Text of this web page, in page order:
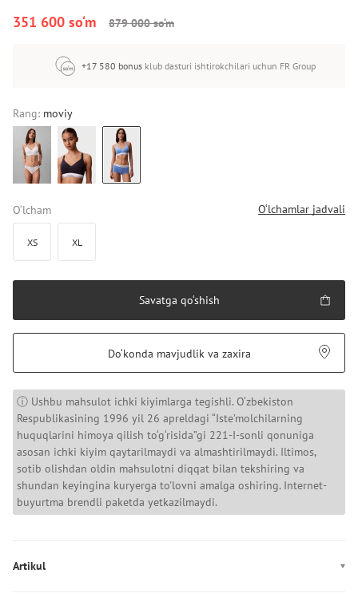
351 600 so‘m
879 000 so‘m
+17 580 bonus klub dasturi ishtirokchilari uchun FR Group
Rang: moviy
O‘lcham O‘lchamlar jadvali
XS XL
Savatga qo‘shish
Do‘konda mavjudlik va zaxira
ⓘ Ushbu mahsulot ichki kiyimlarga tegishli. O‘zbekiston
Respublikasining 1996 yil 26 apreldagi “Iste’molchilarning
huquqlarini himoya qilish to‘g‘risida”gi 221-I-sonli qonuniga
asosan ichki kiyim qaytarilmaydi va almashtirilmaydi. Iltimos,
sotib olishdan oldin mahsulotni diqqat bilan tekshiring va
shundan keyingina kuryerga to'lovni amalga oshiring. Internet-
buyurtma brendli paketda yetkazilmaydi.
Artikul